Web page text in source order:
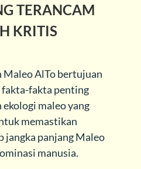
TERANCAM
KRITIS
AlTo bertujuan
fakta penting
maleo yang
memastikan
jangka panjang Maleo
manusia.